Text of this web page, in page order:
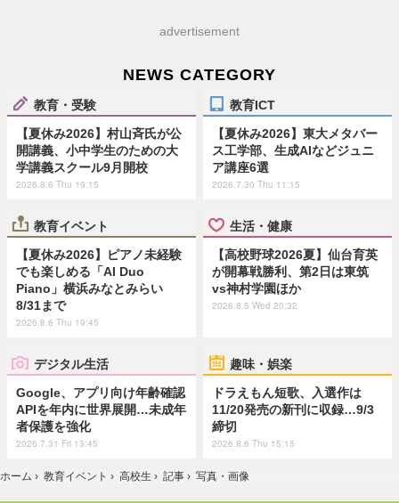
advertisement
NEWS CATEGORY
教育・受験
【夏休み2026】村山斉氏が公
開講義、小中学生のための大
学講義スクール9月開校
2026.8.6 Thu 19:15
教育ICT
【夏休み2026】東大メタバー
ス工学部、生成AIなどジュニ
ア講座6選
2026.7.30 Thu 11:15
教育イベント
【夏休み2026】ピアノ未経験
でも楽しめる「AI Duo
Piano」横浜みなとみらい
8/31まで
2026.8.6 Thu 19:45
生活・健康
【高校野球2026夏】仙台育英
が開幕戦勝利、第2日は東筑
vs神村学園ほか
2026.8.5 Wed 20:32
デジタル生活
Google、アプリ向け年齢確認
APIを年内に世界展開…未成年
者保護を強化
2026.7.31 Fri 13:45
趣味・娯楽
ドラえもん短歌、入選作は
11/20発売の新刊に収録…9/3
締切
2026.8.6 Thu 15:15
ホーム › 教育イベント › 高校生 › 記事 › 写真・画像